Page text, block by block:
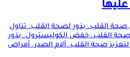
القلب. بذور لصحة القلب. تناول
صحة القلب. خفض الكوليسترول. بذور
لتعزيز صحة القلب. آلام الصدر. أمراض